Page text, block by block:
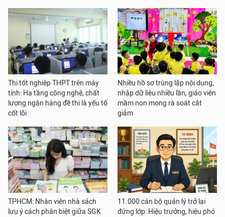
Thi tốt nghiệp THPT trên máy
tính: Hạ tầng công nghệ, chất
lượng ngân hàng đề thi là yếu tố
cốt lõi
Nhiều hồ sơ trùng lặp nội dung,
nhập dữ liệu nhiều lần, giáo viên
mầm non mong rà soát cắt
giảm
TPHCM: Nhân viên nhà sách
lưu ý cách phân biệt giữa SGK
11.000 cán bộ quản lý trở lại
đứng lớp: Hiệu trưởng, hiệu phó